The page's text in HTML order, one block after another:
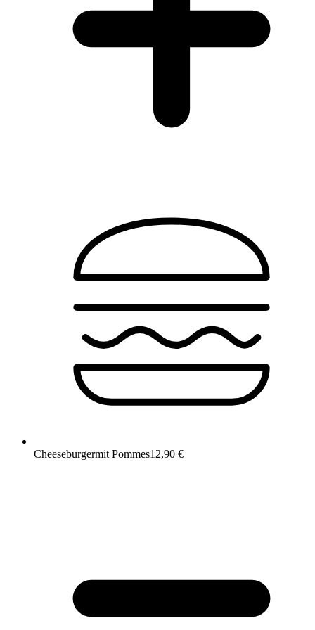
Cheeseburgermit Pommes12,90 €